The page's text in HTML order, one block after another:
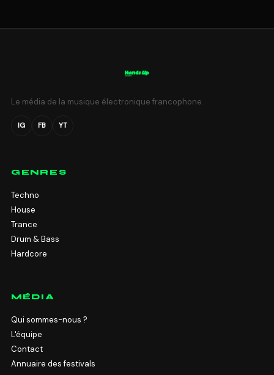
Le média de la musique électronique francophone.
IG FB YT
GENRES
Techno
House
Trance
Drum & Bass
Hardcore
MÉDIA
Qui sommes-nous ?
L'équipe
Contact
Annuaire des festivals